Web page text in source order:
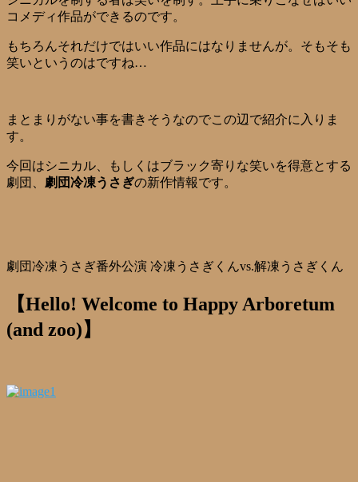
コメディ作品ができるのです。
もちろんそれだけではいい作品にはなりませんが。そもそも
笑いというのはですね…
まとまりがない事を書きそうなのでこの辺で紹介に入りま
す。
今回はシニカル、もしくはブラック寄りな笑いを得意とする
劇団、 劇団冷凍うさぎの新作情報です。
劇団冷凍うさぎ番外公演 冷凍うさぎくんvs.解凍うさぎくん
【Hello! Welcome to Happy Arboretum
(and zoo)】